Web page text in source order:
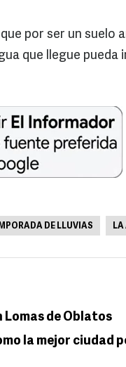
por ser un suelo
que llegue pueda
DE LLUVIAS LA
de Oblatos
la mejor ciudad